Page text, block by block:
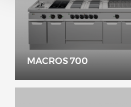
MACROS 700